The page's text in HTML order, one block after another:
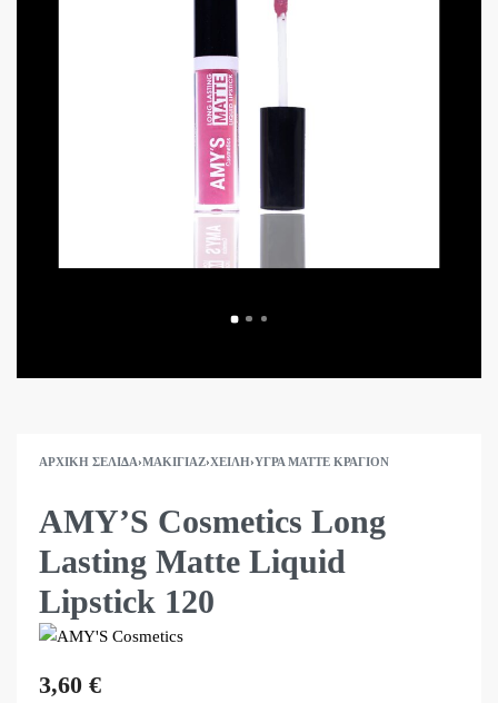
ΑΡΧΙΚΉ ΣΕΛΊΔΑ›ΜΑΚΙΓΙΆΖ›ΧΕΊΛΗ›ΥΓΡΆ MATTE ΚΡΑΓΙΌΝ
AMY’S Cosmetics Long
Lasting Matte Liquid
Lipstick 120
3,60 €